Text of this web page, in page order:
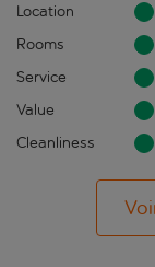
Location
Rooms
Service
Value
Cleanliness